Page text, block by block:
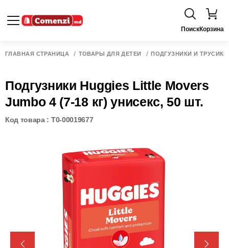
ПоискКорзина
ГЛАВНАЯ СТРАНИЦА ТОВАРЫ ДЛЯ ДЕТЕЙ ПОДГУЗНИКИ И ТРУСИКИ
Подгузники Huggies Little Movers
Jumbo 4 (7-18 кг) унисекс, 50 шт.
Код товара : T0-00019677